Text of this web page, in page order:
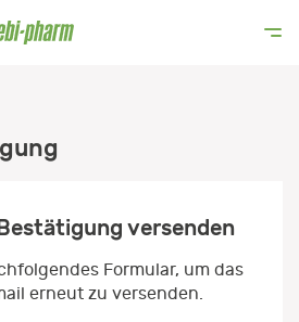
versenden
Formular, um das
erneut zu versenden.